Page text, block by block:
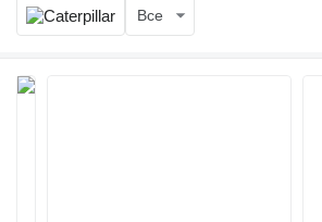
Все